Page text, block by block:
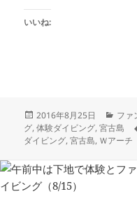
いいね:
投
稿
日:
2016年8月25日
カ
テ
ゴ
ー
ファ
グ,体験ダイビング,宮古島
ダイビング,宮古島, Ｗアーチ